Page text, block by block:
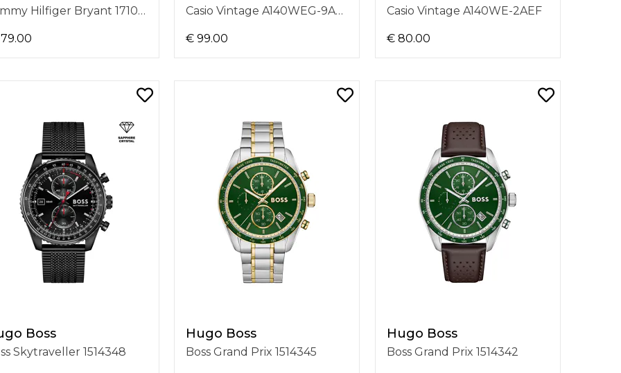
Tommy Hilfiger Bryant 1710811 Casio Vintage A140WEG-9AEF
€ 99.00
Casio Vintage A140WE-2AEF
€ 80.00
Boss
Skytraveller 1514348
Hugo Boss
Boss Grand Prix 1514345
Hugo Boss
Boss Grand Prix 1514342